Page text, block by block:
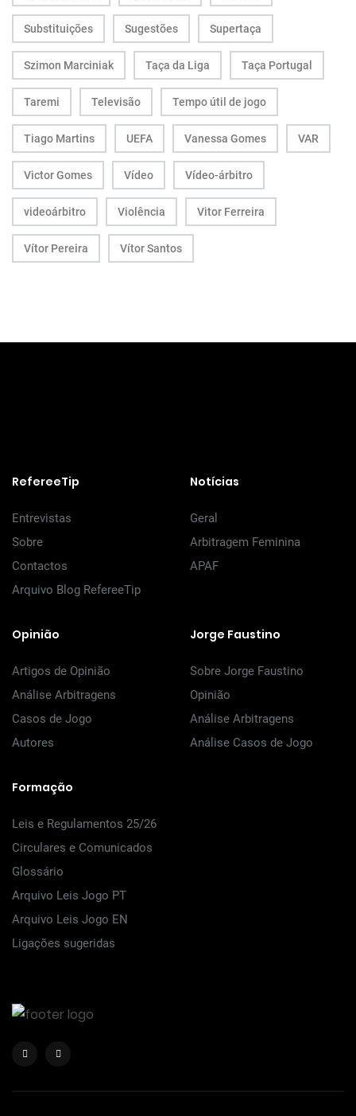
Substituições Sugestões Supertaça
Szimon Marciniak Taça da Liga Taça Portugal
Taremi Televisão Tempo útil de jogo
Tiago Martins UEFA Vanessa Gomes VAR
Victor Gomes Vídeo Vídeo-árbitro
videoárbitro Violência Vitor Ferreira
Vítor Pereira Vítor Santos
RefereeTip
Entrevistas
Sobre
Contactos
Arquivo Blog RefereeTip
Notícias
Geral
Arbitragem Feminina
APAF
Opinião
Artigos de Opinião
Análise Arbitragens
Casos de Jogo
Autores
Jorge Faustino
Sobre Jorge Faustino
Opinião
Análise Arbitragens
Análise Casos de Jogo
Formação
Leis e Regulamentos 25/26
Circulares e Comunicados
Glossário
Arquivo Leis Jogo PT
Arquivo Leis Jogo EN
Ligações sugeridas